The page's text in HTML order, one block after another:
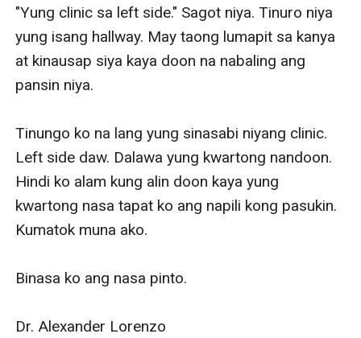
"Yung clinic sa left side." Sagot niya. Tinuro niya
yung isang hallway. May taong lumapit sa kanya
at kinausap siya kaya doon na nabaling ang
pansin niya.
Tinungo ko na lang yung sinasabi niyang clinic.
Left side daw. Dalawa yung kwartong nandoon.
Hindi ko alam kung alin doon kaya yung
kwartong nasa tapat ko ang napili kong pasukin.
Kumatok muna ako.
Binasa ko ang nasa pinto.
Dr. Alexander Lorenzo